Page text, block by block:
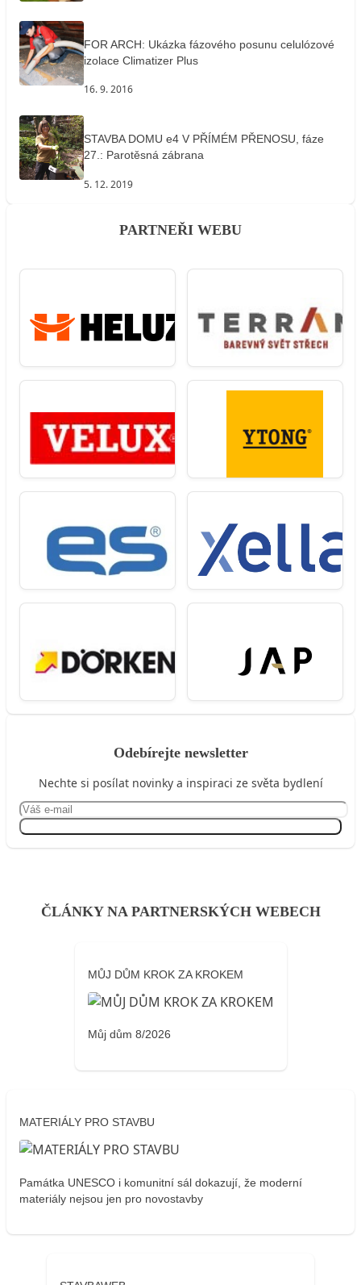
FOR ARCH: Ukázka fázového posunu celulózové
izolace Climatizer Plus
16. 9. 2016
STAVBA DOMU e4 V PŘÍMÉM PŘENOSU, fáze
27.: Parotěsná zábrana
5. 12. 2019
PARTNEŘI WEBU
Odebírejte newsletter
Nechte si posílat novinky a inspiraci ze světa bydlení
ČLÁNKY NA PARTNERSKÝCH WEBECH
MŮJ DŮM KROK ZA KROKEM
Můj dům 8/2026
MATERIÁLY PRO STAVBU
Památka UNESCO i komunitní sál dokazují, že moderní
materiály nejsou jen pro novostavby